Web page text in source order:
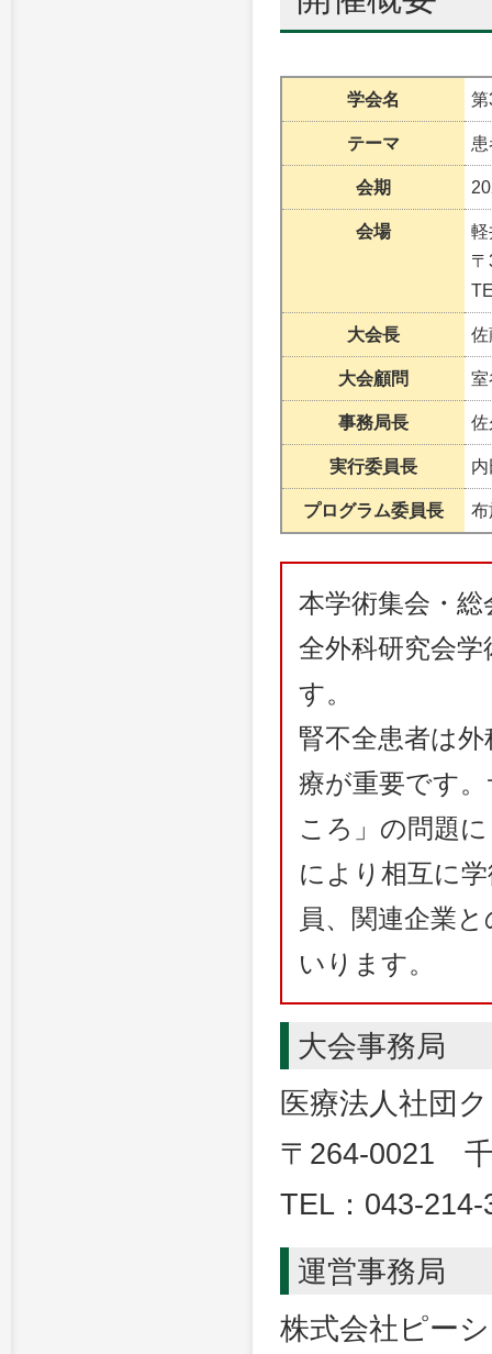
学会名 第
テーマ
会期
会場
大会長
大会顧問
事務局長
実行委員長
プログラム委員長
本学術集会・
全外科研究会
す。
腎不全患者は
療が重要です
ころ」の問題
により相互に
員、関連企業
いります。
大会事務局
医療法人社団
〒264-0021 千
TEL：043-214-
運営事務局
株式会社ピー